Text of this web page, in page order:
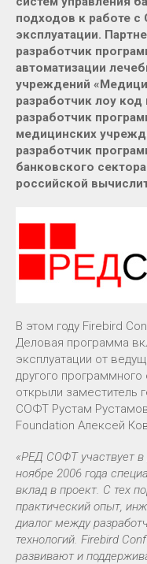
подходов к работе
эксплуатации.
разработчик
автоматизации
учреждений
разработчик лоу
разработчик
медицинских
разработчик
банковского
российской
В этом году Firebird
Деловая программа
эксплуатации от
другого
открыли заместитель
СОФТ Рустам
Foundation Алексей
«РЕД СОФТ участвует в
ноябре 2006 года
вклад в проект. С тех
практический опыт,
диалог между
технологий. Firebird
развивают и